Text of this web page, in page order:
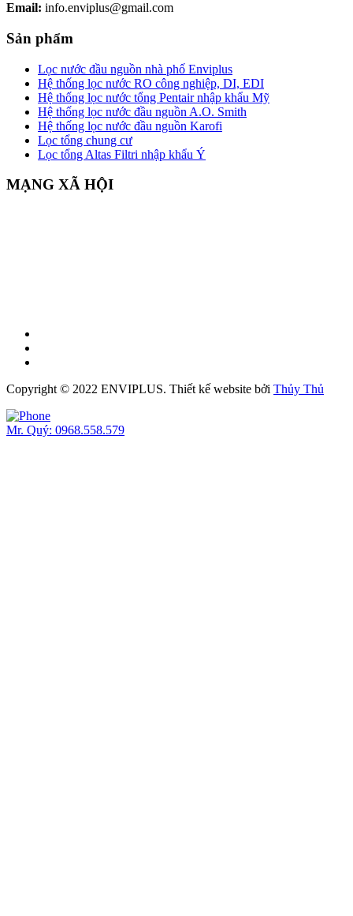
Email: info.enviplus@gmail.com
Sản phẩm
Lọc nước đầu nguồn nhà phố Enviplus
Hệ thống lọc nước RO công nghiệp, DI, EDI
Hệ thống lọc nước tổng Pentair nhập khẩu Mỹ
Hệ thống lọc nước đầu nguồn A.O. Smith
Hệ thống lọc nước đầu nguồn Karofi
Lọc tổng chung cư
Lọc tổng Altas Filtri nhập khẩu Ý
MẠNG XÃ HỘI
Copyright © 2022 ENVIPLUS. Thiết kế website bởi Thủy Thủ
Mr. Quý: 0968.558.579